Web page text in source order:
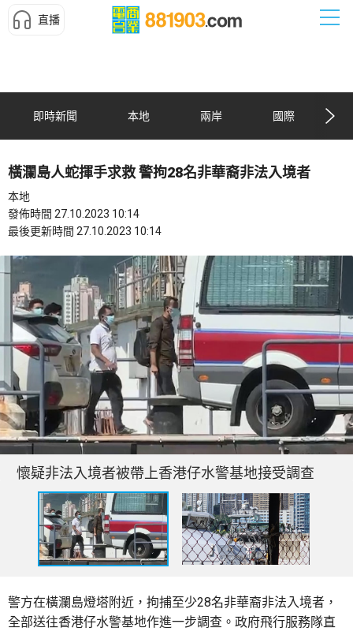
直播
即時新聞 本地 兩岸 國際
橫瀾島人蛇揮手求救 警拘28名非華裔非法入境者
本地
發佈時間 27.10.2023 10:14
最後更新時間 27.10.2023 10:14
懷疑非法入境者被帶上香港仔水警基地接受調查
警方在橫瀾島燈塔附近，拘捕至少28名非華裔非法入境者，
全部送往香港仔水警基地作進一步調查。政府飛行服務隊直